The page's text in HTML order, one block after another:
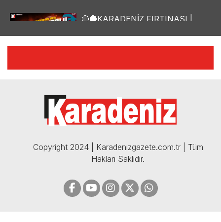
🔴🔵KARADENİZ FIRTINASI |
🔴🔵KARADENİZ FIRTINASI |
05.12.2024
Copyright 2024 | Karadenizgazete.com.tr | Tüm
Hakları Saklıdır.